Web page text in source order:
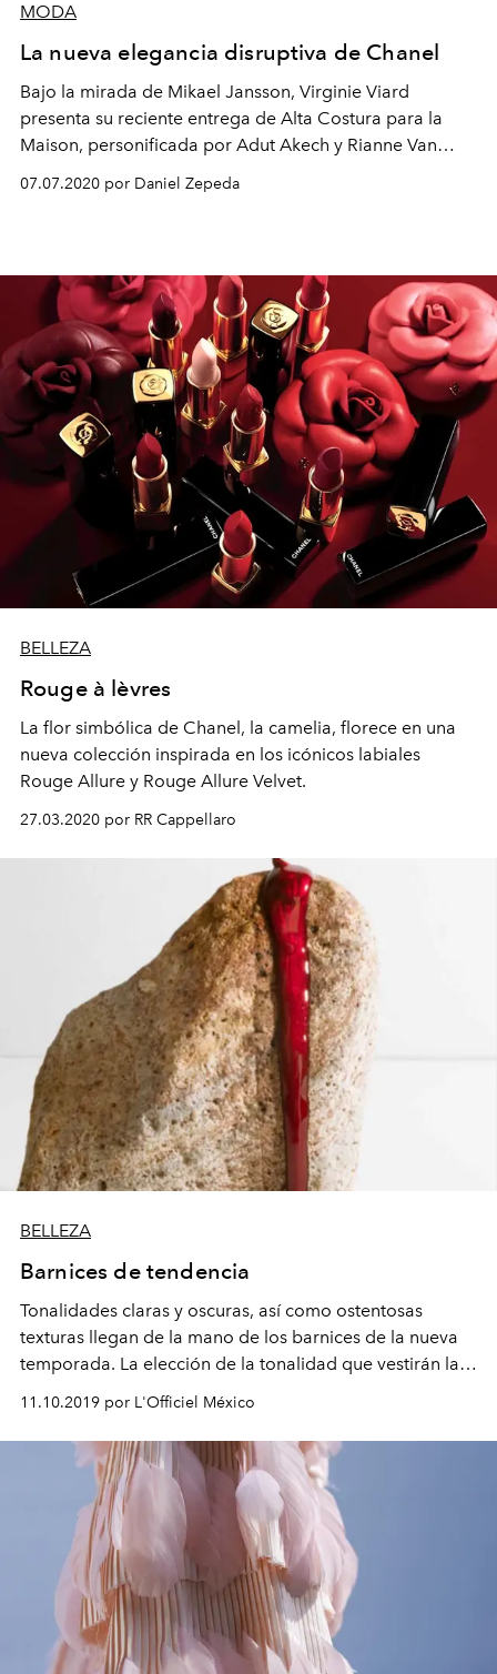
MODA
La nueva elegancia disruptiva de Chanel
Bajo la mirada de Mikael Jansson, Virginie Viard
presenta su reciente entrega de Alta Costura para la
Maison, personificada por Adut Akech y Rianne Van
07.07.2020 por Daniel Zepeda
BELLEZA
Rouge à lèvres
La flor simbólica de Chanel, la camelia, florece en una
nueva colección inspirada en los icónicos labiales
Rouge Allure y Rouge Allure Velvet.
27.03.2020 por RR Cappellaro
BELLEZA
Barnices de tendencia
Tonalidades claras y oscuras, así como ostentosas
texturas llegan de la mano de los barnices de la nueva
temporada. La elección de la tonalidad que vestirán las
uñas destapa características ocultas de la persona que
11.10.2019 por L'Officiel México